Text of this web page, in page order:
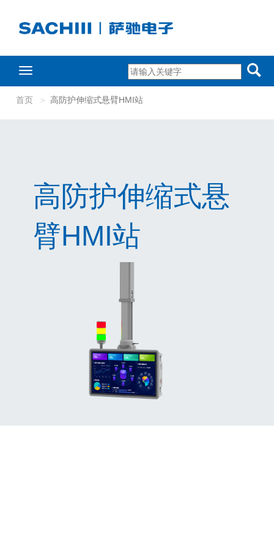
Toggle
首页
高防护伸缩式悬臂HMI站
高防护伸缩式悬
臂HMI站